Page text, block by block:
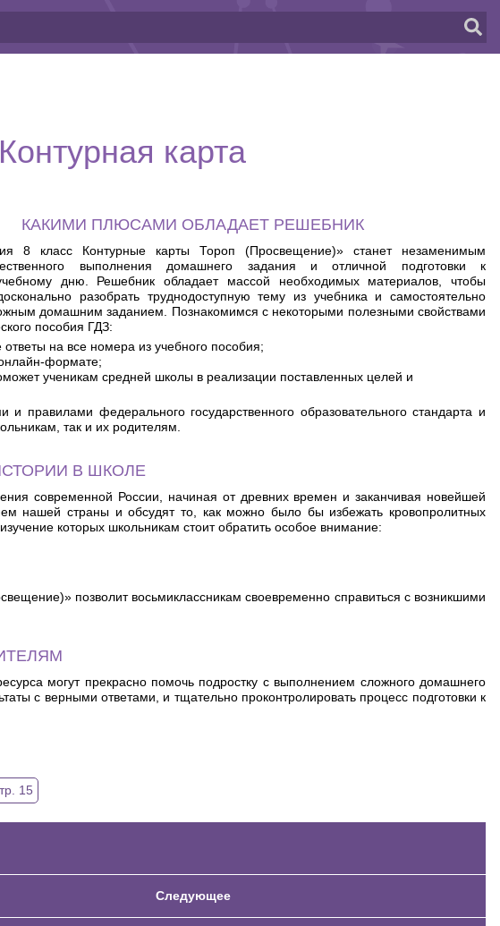
карта
КАКИМИ ПЛЮСАМИ ОБЛАДАЕТ РЕШЕБНИК
8 класс Контурные карты Тороп (Просвещение)» станет незаменимым
выполнения домашнего задания и отличной подготовки к
дню. Решебник обладает массой необходимых материалов, чтобы
разобрать труднодоступную тему из учебника и самостоятельно
домашним заданием. Познакомимся с некоторыми полезными свойствами
пособия ГДЗ:
ответы на все номера из учебного пособия;
формате;
ученикам средней школы в реализации поставленных целей и
правилами федерального государственного образовательного стандарта и
так и их родителям.
В ШКОЛЕ
современной России, начиная от древних времен и заканчивая новейшей
нашей страны и обсудят то, как можно было бы избежать кровопролитных
которых школьникам стоит обратить особое внимание:
позволит восьмиклассникам своевременно справиться с возникшими
могут прекрасно помочь подростку с выполнением сложного домашнего
с верными ответами, и тщательно проконтролировать процесс подготовки к
15
Следующее